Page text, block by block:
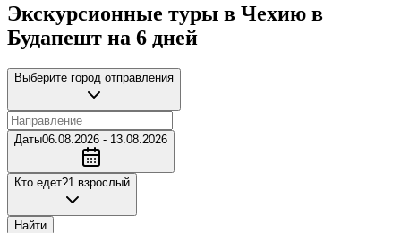
Экскурсионные туры в Чехию в
Будапешт на 6 дней
Выберите город отправления
Даты06.08.2026 - 13.08.2026
Кто едет?1 взрослый
Найти